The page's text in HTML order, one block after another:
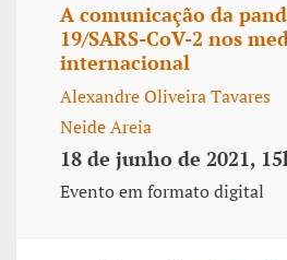
A comunicação da
19/SARS-CoV-2 nos
internacional
Alexandre Oliveira Tavares
Neide Areia
18 de junho de 2021,
Evento em formato digital